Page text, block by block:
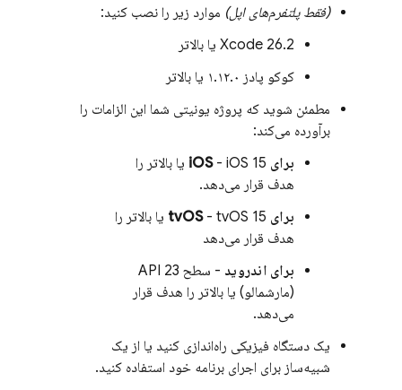
(فقط پلتفرم‌های اپل) موارد زیر را نصب کنید:
Xcode 26.2 یا بالاتر
کوکو پادز ۱.۱۲.۰ یا بالاتر
مطمئن شوید که پروژه یونیتی شما این الزامات را
برآورده می‌کند:
برای iOS
- iOS 15 یا بالاتر را
هدف قرار می‌دهد.
برای tvOS
- tvOS 15 یا بالاتر را
هدف قرار می‌دهد
برای اندروید
- سطح API 23
(مارشمالو) یا بالاتر را هدف قرار
می‌دهد.
یک دستگاه فیزیکی راه‌اندازی کنید یا از یک
شبیه‌ساز برای اجرای برنامه خود استفاده کنید.